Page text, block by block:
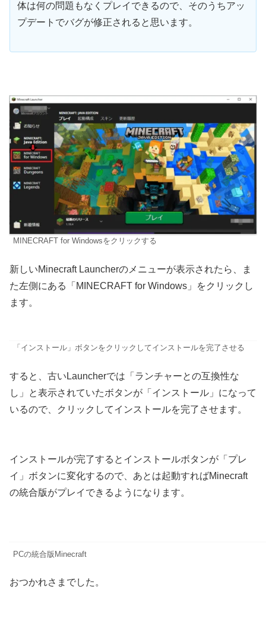
体は何の問題もなくプレイできるので、そのうちアッ
プデートでバグが修正されると思います。
MINECRAFT for Windowsをクリックする
新しいMinecraft Launcherのメニューが表示されたら、ま
た左側にある「MINECRAFT for Windows」をクリックし
ます。
「インストール」ボタンをクリックしてインストールを完了させる
すると、古いLauncherでは「ランチャーとの互換性な
し」と表示されていたボタンが「インストール」になって
いるので、クリックしてインストールを完了させます。
インストールが完了するとインストールボタンが「プレ
イ」ボタンに変化するので、あとは起動すればMinecraft
の統合版がプレイできるようになります。
PCの統合版Minecraft
おつかれさまでした。